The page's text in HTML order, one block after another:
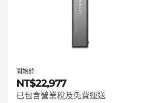
開始於
NT$22,977
已包含營業稅及免費運送